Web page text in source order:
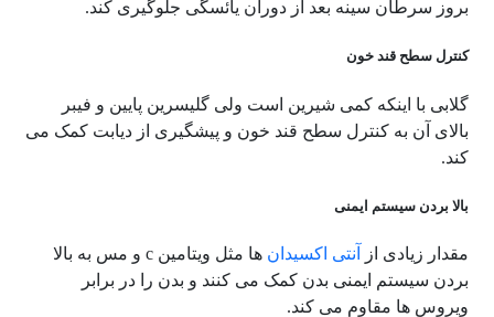
بروز سرطان سینه بعد از دوران یائسگی جلوگیری کند.
کنترل سطح قند خون
گلابی با اینکه کمی شیرین است ولی گلیسرین پایین و فیبر
بالای آن به کنترل سطح قند خون و پیشگیری از دیابت کمک می
کند.
بالا بردن سیستم ایمنی
مقدار زیادی از آنتی اکسیدان
ها مثل ویتامین c و مس به بالا
بردن سیستم ایمنی بدن کمک می کنند و بدن را در برابر
ویروس ها مقاوم می کند.